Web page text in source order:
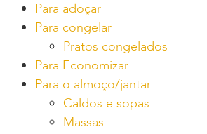
Para adoçar
Para congelar
Pratos congelados
Para Economizar
Para o almoço/jantar
Caldos e sopas
Massas